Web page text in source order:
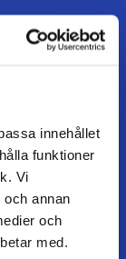
innehållet
funktioner
Vi
annan
och
med.